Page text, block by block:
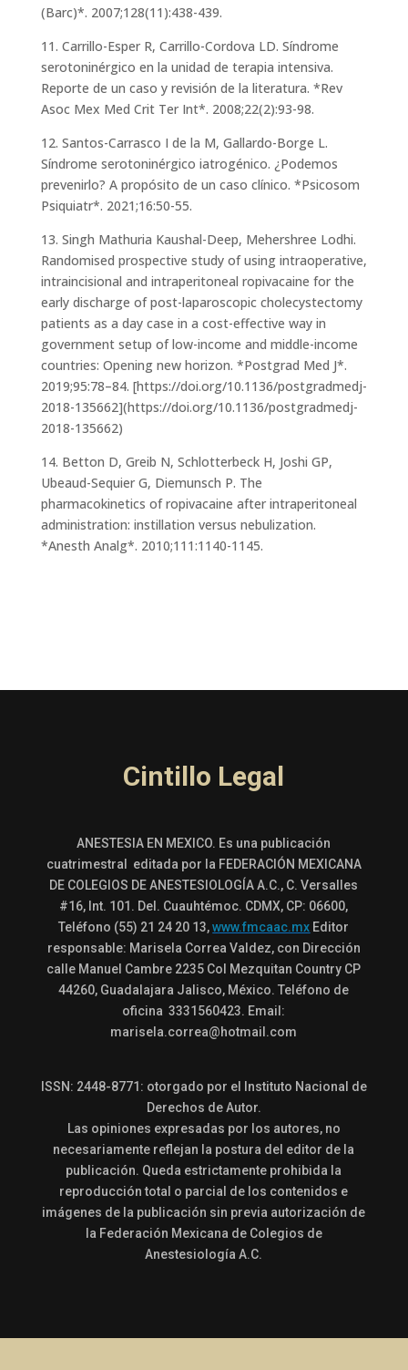
(Barc)*. 2007;128(11):438-439.
11. Carrillo-Esper R, Carrillo-Cordova LD. Síndrome
serotoninérgico en la unidad de terapia intensiva.
Reporte de un caso y revisión de la literatura. *Rev
Asoc Mex Med Crit Ter Int*. 2008;22(2):93-98.
12. Santos-Carrasco I de la M, Gallardo-Borge L.
Síndrome serotoninérgico iatrogénico. ¿Podemos
prevenirlo? A propósito de un caso clínico. *Psicosom
Psiquiatr*. 2021;16:50-55.
13. Singh Mathuria Kaushal-Deep, Mehershree Lodhi.
Randomised prospective study of using intraoperative,
intraincisional and intraperitoneal ropivacaine for the
early discharge of post-laparoscopic cholecystectomy
patients as a day case in a cost-effective way in
government setup of low-income and middle-income
countries: Opening new horizon. *Postgrad Med J*.
2019;95:78–84. [https://doi.org/10.1136/postgradmedj-
2018-135662](https://doi.org/10.1136/postgradmedj-
2018-135662)
14. Betton D, Greib N, Schlotterbeck H, Joshi GP,
Ubeaud-Sequier G, Diemunsch P. The
pharmacokinetics of ropivacaine after intraperitoneal
administration: instillation versus nebulization.
*Anesth Analg*. 2010;111:1140-1145.
Cintillo Legal
ANESTESIA EN MEXICO. Es una publicación
cuatrimestral editada por la FEDERACIÓN MEXICANA
DE COLEGIOS DE ANESTESIOLOGÍA A.C., C. Versalles
#16, Int. 101. Del. Cuauhtémoc. CDMX, CP: 06600,
Teléfono (55) 21 24 20 13,www.fmcaac.mx Editor
responsable: Marisela Correa Valdez, con Dirección
calle Manuel Cambre 2235 Col Mezquitan Country CP
44260, Guadalajara Jalisco, México. Teléfono de
oficina 3331560423. Email:
marisela.correa@hotmail.com
ISSN: 2448-8771: otorgado por el Instituto Nacional de
Derechos de Autor.
Las opiniones expresadas por los autores, no
necesariamente reflejan la postura del editor de la
publicación. Queda estrictamente prohibida la
reproducción total o parcial de los contenidos e
imágenes de la publicación sin previa autorización de
la Federación Mexicana de Colegios de
Anestesiología A.C.